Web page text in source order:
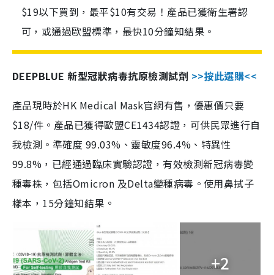
$19以下買到，最平$10有交易！產品已獲衛生署認
可，或通過歐盟標準，最快10分鐘知結果。
DEEPBLUE 新型冠狀病毒抗原檢測試劑 >>按此選購<<
產品現時於HK Medical Mask官網有售，優惠價只要
$18/件。產品已獲得歐盟CE1434認證，可供民眾進行自
我檢測。準確度 99.03%、靈敏度96.4%、特異性
99.8%，已經通過臨床實驗認證，有效檢測新冠病毒變
種毒株，包括Omicron 及Delta變種病毒。使用鼻拭子
樣本，15分鐘知結果。
+2